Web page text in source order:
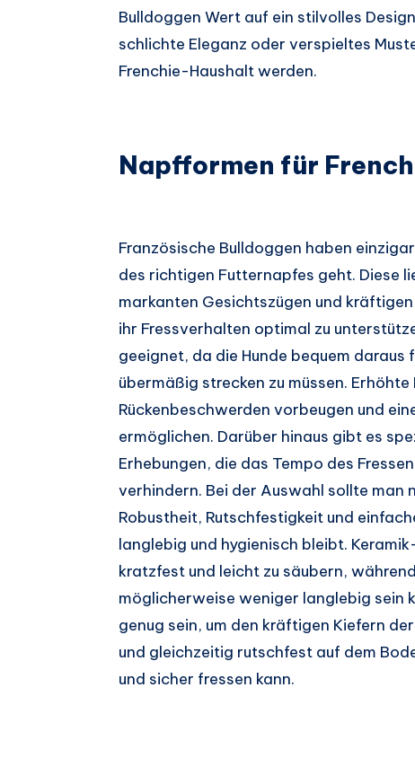
Bulldoggen Wert auf ein stilvolles
schlichte Eleganz oder verspieltes
Frenchie-Haushalt werden.
Napfformen für
Französische Bulldoggen haben
des richtigen Futternapfes geht. Diese
markanten Gesichtszügen und
ihr Fressverhalten optimal zu
geeignet, da die Hunde bequem daraus
übermäßig strecken zu müssen.
Rückenbeschwerden vorbeugen und
ermöglichen. Darüber hinaus gibt es
Erhebungen, die das Tempo des
verhindern. Bei der Auswahl sollte man
Robustheit, Rutschfestigkeit und
langlebig und hygienisch bleibt.
kratzfest und leicht zu säubern,
möglicherweise weniger langlebig sein
genug sein, um den kräftigen Kiefern
und gleichzeitig rutschfest auf dem
und sicher fressen kann.